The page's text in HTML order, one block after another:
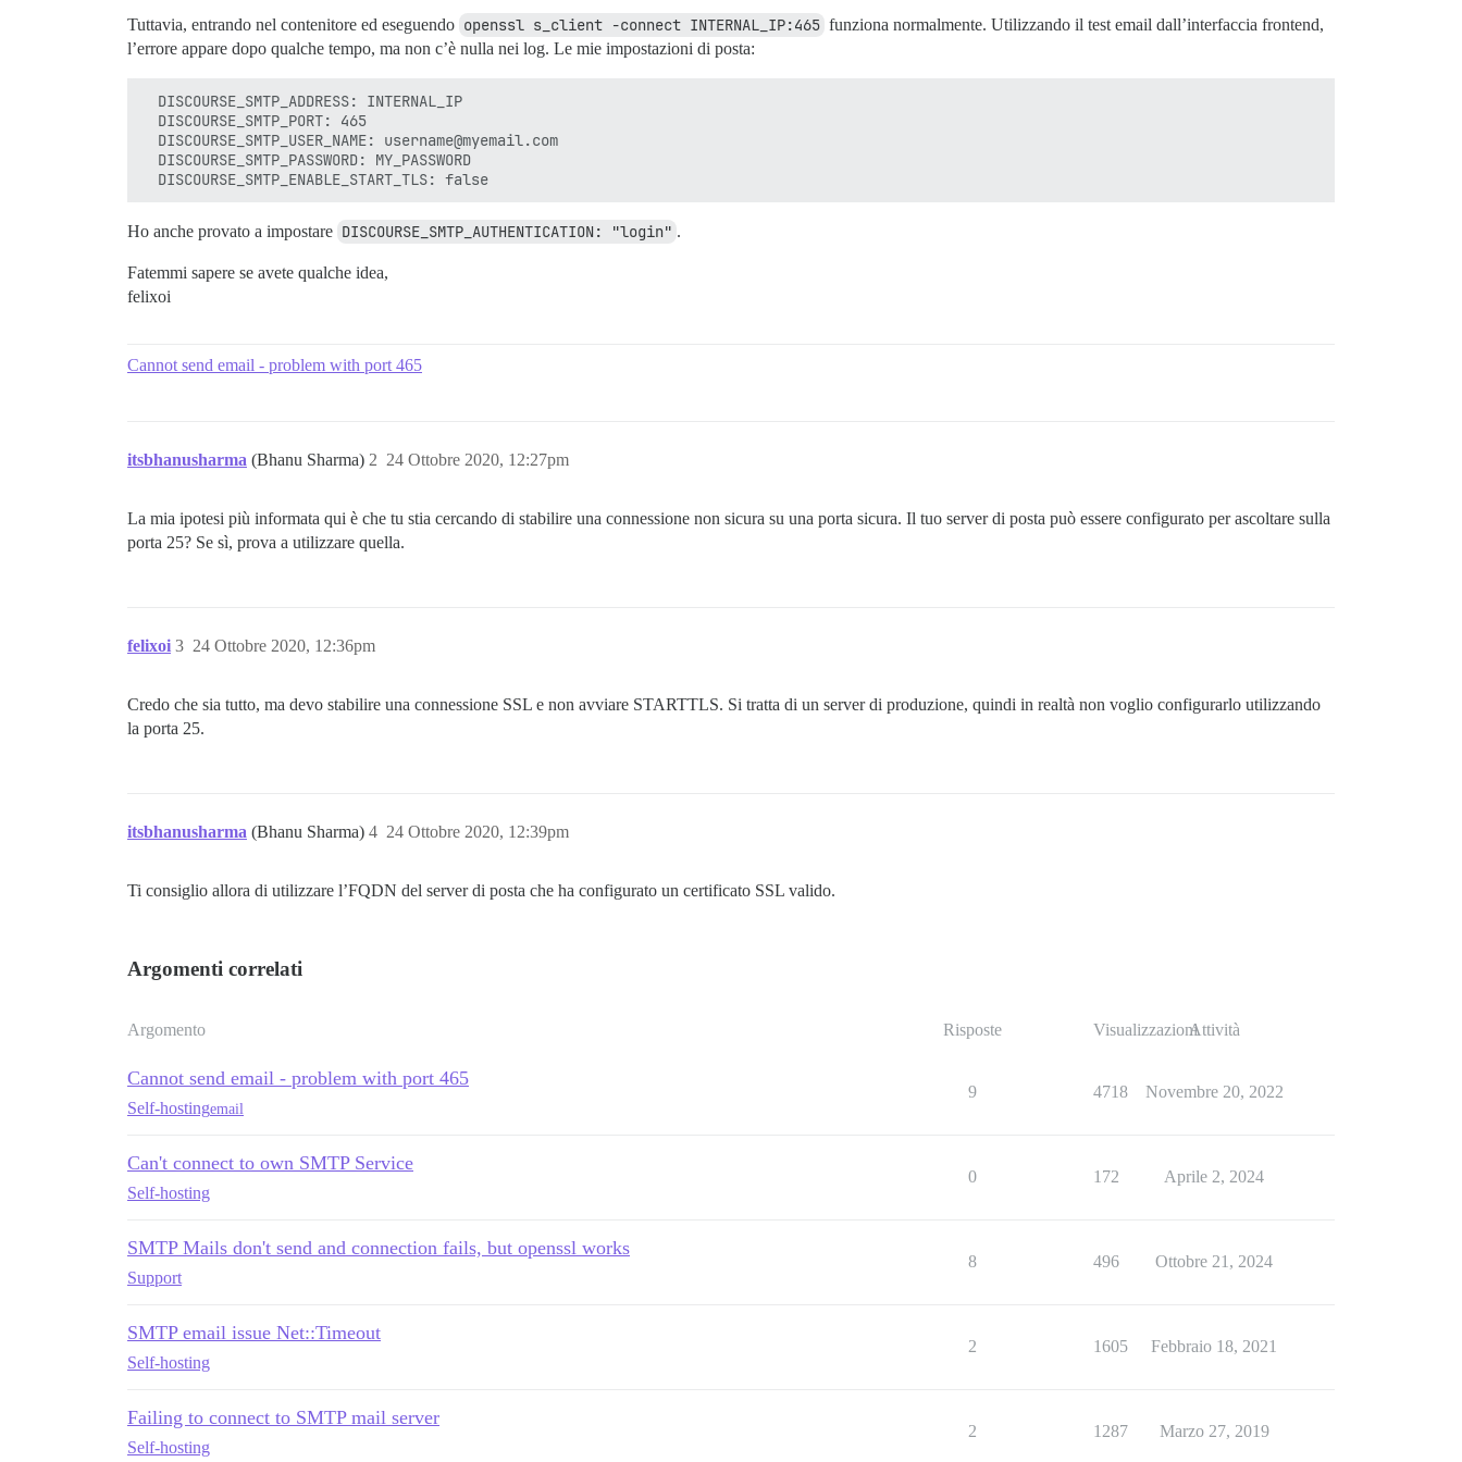
Tuttavia, entrando nel contenitore ed eseguendo openssl s_client -connect INTERNAL_IP:465 funziona normalmente. Utilizzando il test email dall’interfaccia frontend,
l’errore appare dopo qualche tempo, ma non c’è nulla nei log. Le mie impostazioni di posta:
  DISCOURSE_SMTP_ADDRESS: INTERNAL_IP
  DISCOURSE_SMTP_PORT: 465
  DISCOURSE_SMTP_USER_NAME: username@myemail.com
  DISCOURSE_SMTP_PASSWORD: MY_PASSWORD
Ho anche provato a impostare DISCOURSE_SMTP_AUTHENTICATION: "login" .
Fatemmi sapere se avete qualche idea,
felixoi
Cannot send email - problem with port 465
itsbhanusharma (Bhanu Sharma) 24 Ottobre 2020, 12:27pm
2
La mia ipotesi più informata qui è che tu stia cercando di stabilire una connessione non sicura su una porta sicura. Il tuo server di posta può essere configurato per ascoltare sulla
porta 25? Se sì, prova a utilizzare quella.
felixoi 24 Ottobre 2020, 12:36pm
3
Credo che sia tutto, ma devo stabilire una connessione SSL e non avviare STARTTLS. Si tratta di un server di produzione, quindi in realtà non voglio configurarlo utilizzando
la porta 25.
itsbhanusharma (Bhanu Sharma) 24 Ottobre 2020, 12:39pm
4
Ti consiglio allora di utilizzare l’FQDN del server di posta che ha configurato un certificato SSL valido.
Argomenti correlati
Argomento Risposte VisualizzazioniAttività
Cannot send email - problem with port 465
Self-hostingemail
9 4718 Novembre 20, 2022
Can't connect to own SMTP Service
Self-hosting
0 172 Aprile 2, 2024
SMTP Mails don't send and connection fails, but openssl works
Support
8 496 Ottobre 21, 2024
SMTP email issue Net::Timeout
Self-hosting
2 1605 Febbraio 18, 2021
Failing to connect to SMTP mail server
Self-hosting
2 1287 Marzo 27, 2019